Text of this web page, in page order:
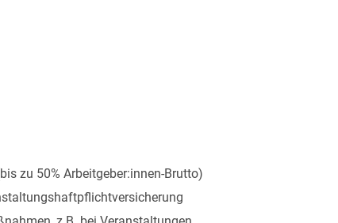
zu 50% Arbeitgeber:innen-Brutto)